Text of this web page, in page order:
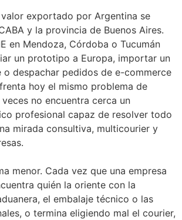
exportado por Argentina se
y la provincia de Buenos Aires.
en Mendoza, Córdoba o Tucumán
un prototipo a Europa, importar un
o despachar pedidos de e-commerce
hoy el mismo problema de
no encuentra cerca un
profesional capaz de resolver todo
mirada consultiva, multicourier y
menor. Cada vez que una empresa
quién la oriente con la
el embalaje técnico o las
o termina eligiendo mal el courier,